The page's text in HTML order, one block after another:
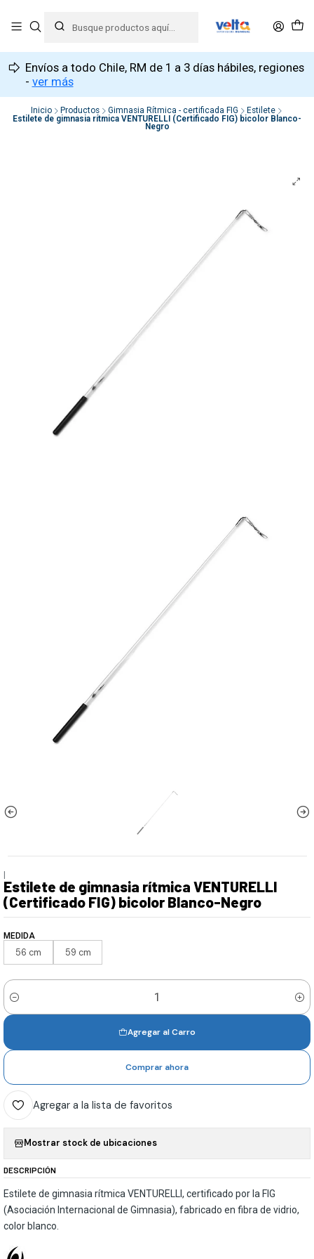
Envíos a todo Chile, RM de 1 a 3 días hábiles, regiones
- ver más
Inicio Productos Gimnasia Rítmica - certificada FIG
Estilete
Estilete de gimnasia rítmica VENTURELLI (Certificado FIG) bicolor Blanco-
Negro
|
Estilete de gimnasia rítmica VENTURELLI
(Certificado FIG) bicolor Blanco-Negro
MEDIDA
56 cm 59 cm
Cantidad
Agregar al Carro
Comprar ahora
Agregar a la lista de favoritos
Mostrar stock de ubicaciones
DESCRIPCIÓN
Estilete de gimnasia rítmica VENTURELLI, certificado por la FIG
(Asociación Internacional de Gimnasia), fabricado en fibra de vidrio,
color blanco.